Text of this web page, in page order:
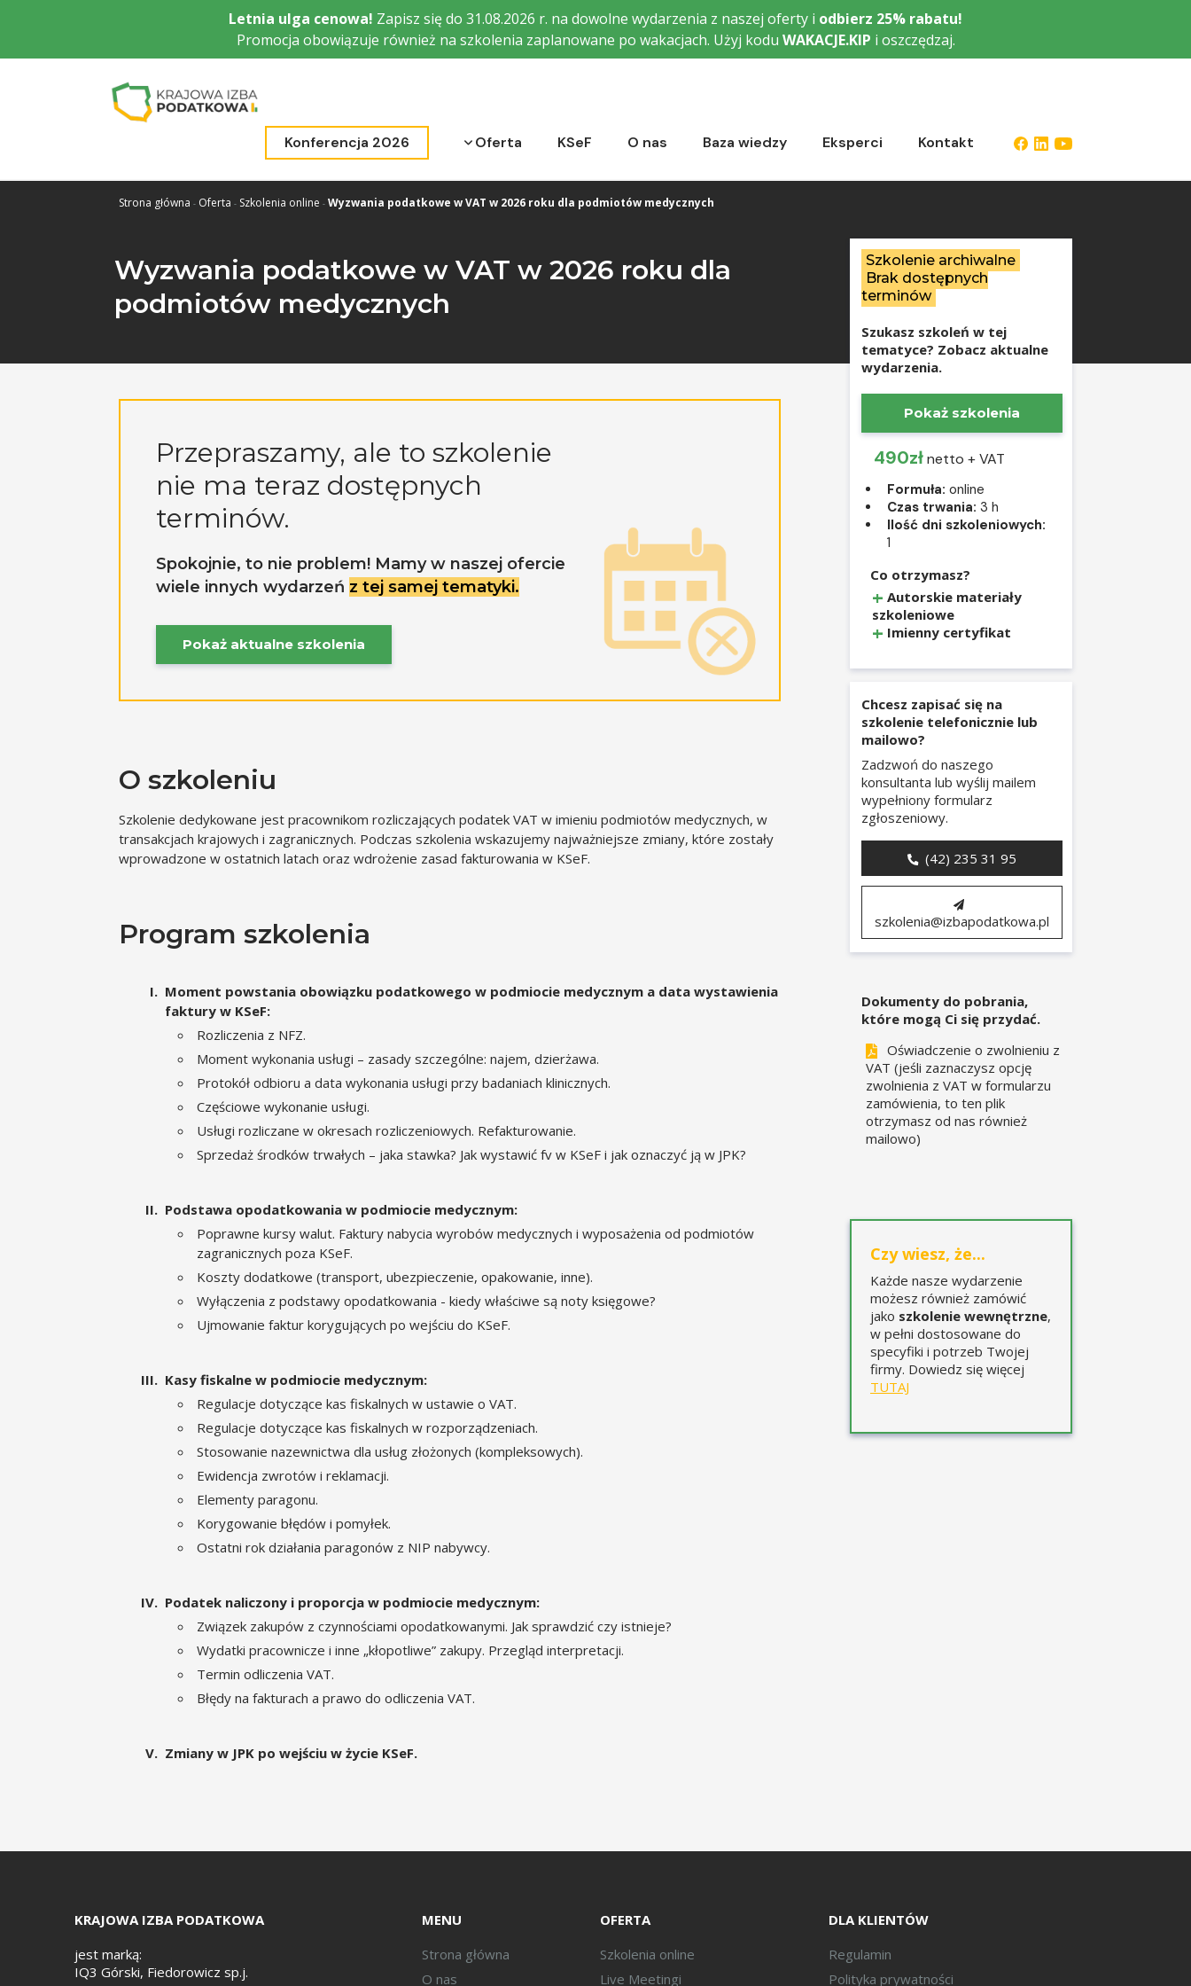
Letnia ulga cenowa! Zapisz się do 31.08.2026 r. na dowolne wydarzenia z naszej oferty i odbierz 25% rabatu!
Promocja obowiązuje również na szkolenia zaplanowane po wakacjach. Użyj kodu WAKACJE.KIP i oszczędzaj.
Konferencja 2026 Oferta KSeF O nas Baza wiedzy Eksperci Kontakt
Strona główna Oferta Szkolenia online Wyzwania podatkowe w VAT w 2026 roku dla podmiotów medycznych
Wyzwania podatkowe w VAT w 2026 roku dla
podmiotów medycznych
Szkolenie archiwalne
Brak dostępnych
terminów
Szukasz szkoleń w tej
tematyce? Zobacz aktualne
wydarzenia.
Pokaż szkolenia
490złnetto + VAT
Formuła: online
Czas trwania: 3 h
Ilość dni szkoleniowych:
1
Co otrzymasz?
Autorskie materiały
szkoleniowe
Imienny certyfikat
Chcesz zapisać się na
szkolenie telefonicznie lub
mailowo?
Zadzwoń do naszego
konsultanta lub wyślij mailem
wypełniony formularz
zgłoszeniowy.
(42) 235 31 95
szkolenia@izbapodatkowa.pl
Dokumenty do pobrania,
które mogą Ci się przydać.
Oświadczenie o zwolnieniu z
VAT (jeśli zaznaczysz opcję
zwolnienia z VAT w formularzu
zamówienia, to ten plik
otrzymasz od nas również
mailowo)
Czy wiesz, że...
Każde nasze wydarzenie
możesz również zamówić
jako szkolenie wewnętrzne,
w pełni dostosowane do
specyfiki i potrzeb Twojej
firmy. Dowiedz się więcej
TUTAJ
Przepraszamy, ale to szkolenie
nie ma teraz dostępnych
terminów.
Spokojnie, to nie problem! Mamy w naszej ofercie
wiele innych wydarzeń z tej samej tematyki.
Pokaż aktualne szkolenia
O szkoleniu
Szkolenie dedykowane jest pracownikom rozliczających podatek VAT w imieniu podmiotów medycznych, w
transakcjach krajowych i zagranicznych. Podczas szkolenia wskazujemy najważniejsze zmiany, które zostały
wprowadzone w ostatnich latach oraz wdrożenie zasad fakturowania w KSeF.
Program szkolenia
Moment powstania obowiązku podatkowego w podmiocie medycznym a data wystawienia
faktury w KSeF:
Rozliczenia z NFZ.
Moment wykonania usługi – zasady szczególne: najem, dzierżawa.
Protokół odbioru a data wykonania usługi przy badaniach klinicznych.
Częściowe wykonanie usługi.
Usługi rozliczane w okresach rozliczeniowych. Refakturowanie.
Sprzedaż środków trwałych – jaka stawka? Jak wystawić fv w KSeF i jak oznaczyć ją w JPK?
Podstawa opodatkowania w podmiocie medycznym:
Poprawne kursy walut. Faktury nabycia wyrobów medycznych i wyposażenia od podmiotów
zagranicznych poza KSeF.
Koszty dodatkowe (transport, ubezpieczenie, opakowanie, inne).
Wyłączenia z podstawy opodatkowania - kiedy właściwe są noty księgowe?
Ujmowanie faktur korygujących po wejściu do KSeF.
Kasy fiskalne w podmiocie medycznym:
Regulacje dotyczące kas fiskalnych w ustawie o VAT.
Regulacje dotyczące kas fiskalnych w rozporządzeniach.
Stosowanie nazewnictwa dla usług złożonych (kompleksowych).
Ewidencja zwrotów i reklamacji.
Elementy paragonu.
Korygowanie błędów i pomyłek.
Ostatni rok działania paragonów z NIP nabywcy.
Podatek naliczony i proporcja w podmiocie medycznym:
Związek zakupów z czynnościami opodatkowanymi. Jak sprawdzić czy istnieje?
Wydatki pracownicze i inne „kłopotliwe” zakupy. Przegląd interpretacji.
Termin odliczenia VAT.
Błędy na fakturach a prawo do odliczenia VAT.
Zmiany w JPK po wejściu w życie KSeF.
KRAJOWA IZBA PODATKOWA
jest marką:
IQ3 Górski, Fiedorowicz sp.j.
MENU
Strona główna
O nas
OFERTA
Szkolenia online
Live Meetingi
DLA KLIENTÓW
Regulamin
Polityka prywatności